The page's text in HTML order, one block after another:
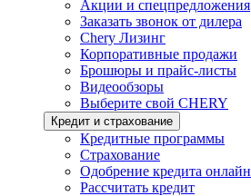
Акции и спецпредложения
Заказать звонок от дилера
Chery Лизинг
Корпоративные продажи
Брошюры и прайс-листы
Видеообзоры
Выберите свой CHERY
Кредит и страхование
Кредитные программы
Страхование
Одобрение кредита онлайн
Рассчитать кредит